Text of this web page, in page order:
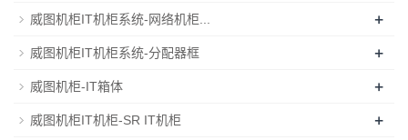
威图机柜IT机柜系统-网络机柜... +
威图机柜IT机柜系统-分配器框 +
威图机柜-IT箱体 +
威图机柜IT机柜-SR IT机柜 +